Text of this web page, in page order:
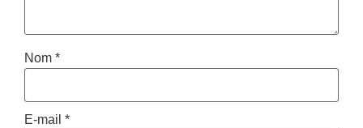
Nom *
E-mail *